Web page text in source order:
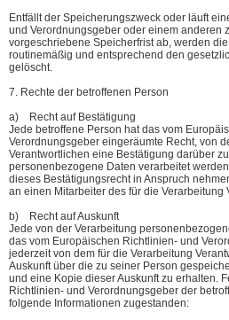
Entfällt der Speicherungszweck oder läuft
und Verordnungsgeber oder einem anderen
vorgeschriebene Speicherfrist ab, werden
routinemäßig und entsprechend den
gelöscht.
7. Rechte der betroffenen Person
a) Recht auf Bestätigung
Jede betroffene Person hat das vom
Verordnungsgeber eingeräumte Recht, von
Verantwortlichen eine Bestätigung darüber
personenbezogene Daten verarbeitet
dieses Bestätigungsrecht in Anspruch
an einen Mitarbeiter des für die Verarbeitung
b) Recht auf Auskunft
Jede von der Verarbeitung
das vom Europäischen Richtlinien- und
jederzeit von dem für die Verarbeitung
Auskunft über die zu seiner Person
und eine Kopie dieser Auskunft zu erhalten.
Richtlinien- und Verordnungsgeber der
folgende Informationen zugestanden: